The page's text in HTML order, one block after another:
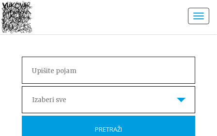
Izaberi sve
PRETRAŽI